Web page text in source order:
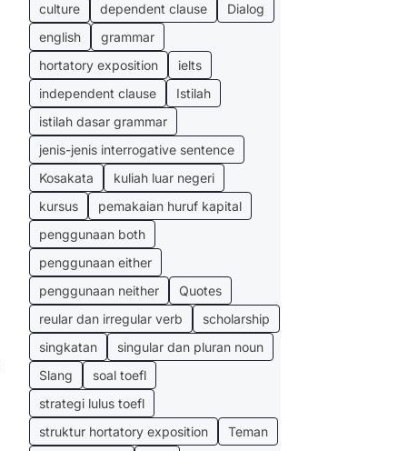
culture
dependent clause
Dialog
english
grammar
hortatory exposition
ielts
independent clause
Istilah
istilah dasar grammar
jenis-jenis interrogative sentence
Kosakata
kuliah luar negeri
kursus
pemakaian huruf kapital
penggunaan both
penggunaan either
penggunaan neither
Quotes
reular dan irregular verb
scholarship
singkatan
singular dan pluran noun
Slang
soal toefl
strategi lulus toefl
struktur hortatory exposition
Teman